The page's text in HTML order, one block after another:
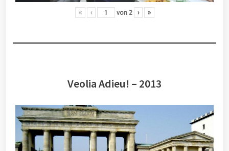
« ‹ von 2 › »
Veolia Adieu! – 2013